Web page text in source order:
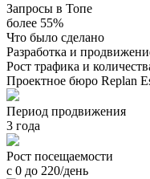
Запросы в Топе
более 55%
Что было сделано
Разработка и
Рост трафика и
Проектное бюро Replan
Период продвижения
3 года
Рост посещаемости
с 0 до 220/день